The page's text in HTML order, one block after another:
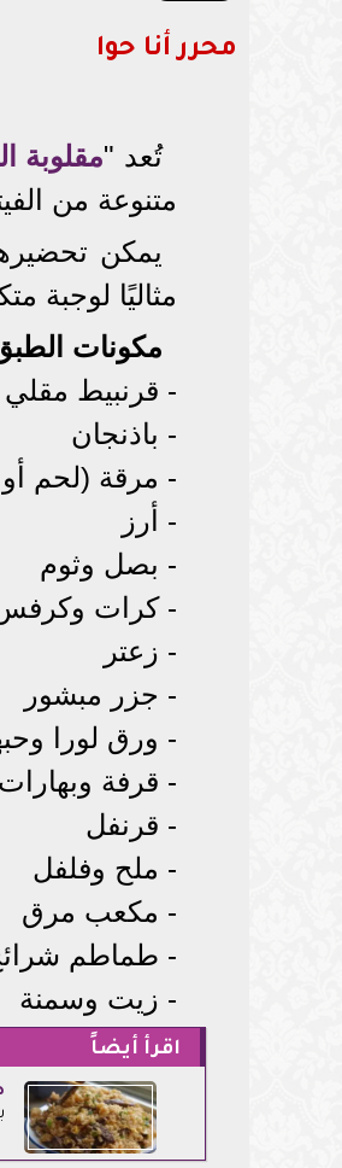
محرر أنا حوا
تُعد "مقلوبة
متنوعة من
يمكن
مثاليًا لوجبة
مكونات
- قرنبيط مقلي
- باذنجان
- مرقة (لحم
- أرز
- بصل وثوم
- كرات
- زعتر
- جزر مبشور
- ورق لورا
- قرفة وبهارات
- قرنفل
- ملح وفلفل
- مكعب مرق
- طماطم
- زيت وسمنة
اقرأ أيضاً